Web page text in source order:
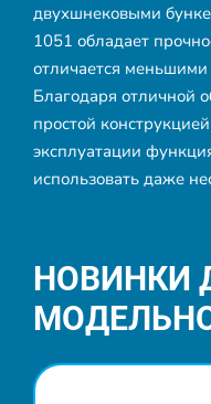
двухшнековыми
1051 обладает
отличается
Благодаря отличной
простой
эксплуатации
использовать даже
НОВИНКИ